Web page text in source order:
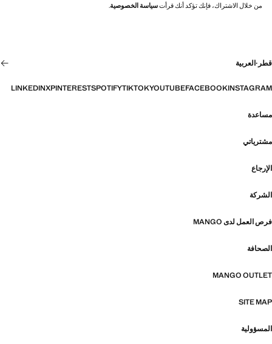
من خلال الاشتراك، فإنك تؤكد أنك قرأتسياسة الخصوصية.
قطر ·العربية
INSTAGRAM
FACEBOOK
YOUTUBE
TIKTOK
SPOTIFY
PINTEREST
X
LINKEDIN
مساعدة
مشترياتي
الإرجاع
الشركة
فرص العمل لدى MANGO
الصحافة
MANGO OUTLET
SITE MAP
المسؤولية